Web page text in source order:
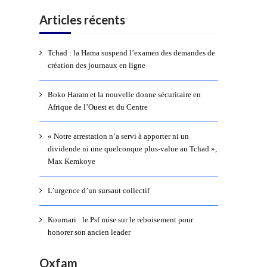
Articles récents
Tchad : la Hama suspend l’examen des demandes de
création des journaux en ligne
Boko Haram et la nouvelle donne sécuritaire en
Afrique de l’Ouest et du Centre
« Notre arrestation n’a servi à apporter ni un
dividende ni une quelconque plus-value au Tchad »,
Max Kemkoye
L’urgence d’un sursaut collectif
Kournari : le Psf mise sur le reboisement pour
honorer son ancien leader
Oxfam